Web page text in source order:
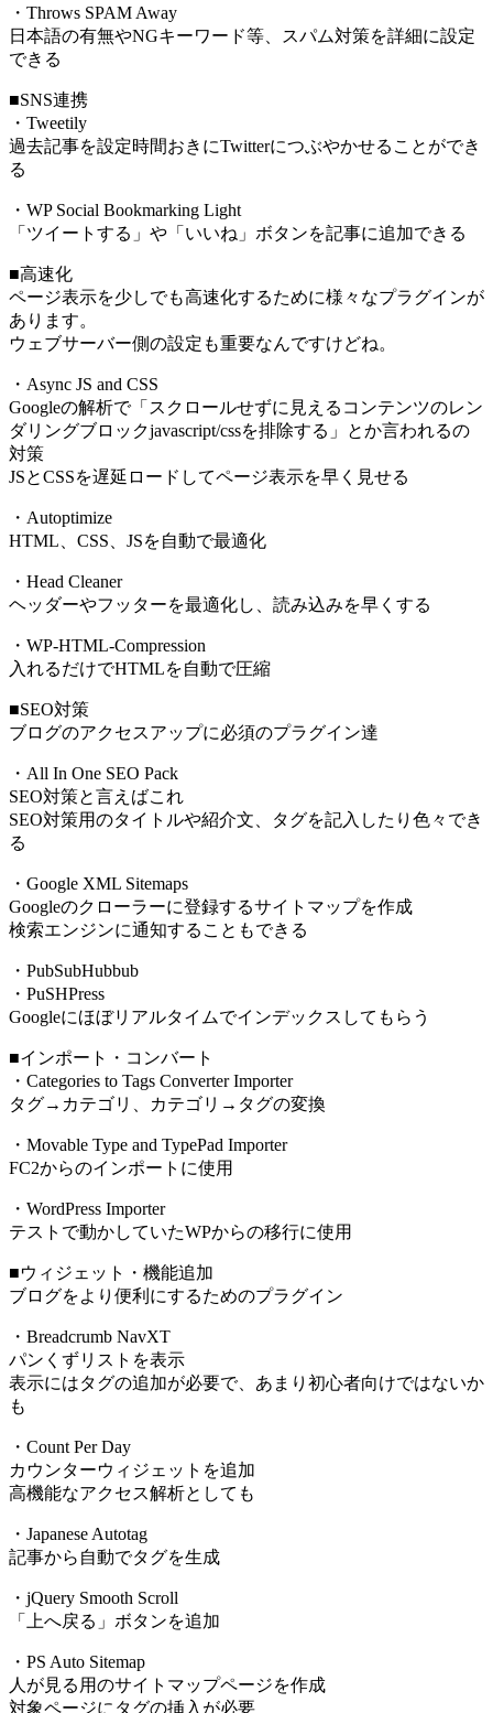
・Throws SPAM Away
日本語の有無やNGキーワード等、スパム対策を詳細に設定
できる
■SNS連携
・Tweetily
過去記事を設定時間おきにTwitterにつぶやかせることができ
る
・WP Social Bookmarking Light
「ツイートする」や「いいね」ボタンを記事に追加できる
■高速化
ページ表示を少しでも高速化するために様々なプラグインが
あります。
ウェブサーバー側の設定も重要なんですけどね。
・Async JS and CSS
Googleの解析で「スクロールせずに見えるコンテンツのレン
ダリングブロックjavascript/cssを排除する」とか言われるの
対策
JSとCSSを遅延ロードしてページ表示を早く見せる
・Autoptimize
HTML、CSS、JSを自動で最適化
・Head Cleaner
ヘッダーやフッターを最適化し、読み込みを早くする
・WP-HTML-Compression
入れるだけでHTMLを自動で圧縮
■SEO対策
ブログのアクセスアップに必須のプラグイン達
・All In One SEO Pack
SEO対策と言えばこれ
SEO対策用のタイトルや紹介文、タグを記入したり色々でき
る
・Google XML Sitemaps
Googleのクローラーに登録するサイトマップを作成
検索エンジンに通知することもできる
・PubSubHubbub
・PuSHPress
Googleにほぼリアルタイムでインデックスしてもらう
■インポート・コンバート
・Categories to Tags Converter Importer
タグ→カテゴリ、カテゴリ→タグの変換
・Movable Type and TypePad Importer
FC2からのインポートに使用
・WordPress Importer
テストで動かしていたWPからの移行に使用
■ウィジェット・機能追加
ブログをより便利にするためのプラグイン
・Breadcrumb NavXT
パンくずリストを表示
表示にはタグの追加が必要で、あまり初心者向けではないか
も
・Count Per Day
カウンターウィジェットを追加
高機能なアクセス解析としても
・Japanese Autotag
記事から自動でタグを生成
・jQuery Smooth Scroll
「上へ戻る」ボタンを追加
・PS Auto Sitemap
人が見る用のサイトマップページを作成
対象ページにタグの挿入が必要